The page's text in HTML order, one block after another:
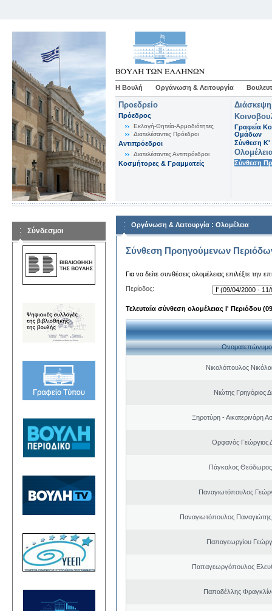
Η Βουλή Οργάνωση & Λειτουργία
Προεδρείο
Πρόεδρος
Εκλογή-Θητεία-Αρμοδιότητες
Διατελέσαντες Πρόεδροι
Αντιπρόεδροι
Διατελέσαντες Αντιπρόεδροι
Κοσμήτορες & Γραμματείς
Γραφεία
Ομάδων
Σύνθεση K'
Σύνθεση
Σύνδεσμοι
Οργάνωση & Λειτουργία : Ολομέλεια
Σύνθεση Προηγούμενων
Για να δείτε συνθέσεις ολομέλειας επιλέξτε την
Περίοδος:
Τελευταία σύνθεση ολομέλειας Ι' Περιόδου
Ονοματεπώνυμο
Νικολόπουλος
Νιώτης Γρηγόριος
Ξηροτύρη - Αικατερινάρη
Ορφανός Γεώργιος
Πάγκαλος
Παναγιωτόπουλος
Παναγιωτόπουλος
Παπαγεωργίου
Παπαγεωργόπουλος
Παπαδέλλης